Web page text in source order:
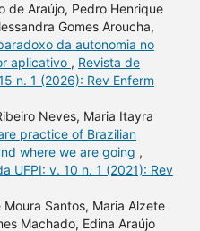
de Araújo, Pedro Henrique
Gomes Aroucha,
da autonomia no
aplicativo , Revista de
n. 1 (2026): Rev Enferm
Neves, Maria Itayra
practice of Brazilian
where we are going ,
UFPI: v. 10 n. 1 (2021): Rev
Santos, Maria Alzete
Machado, Edina Araújo